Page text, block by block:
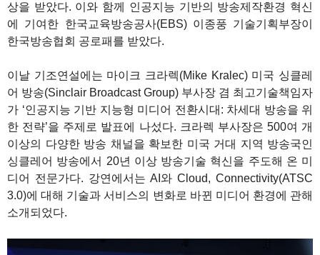
상을 받았다. 이와 함께 인공지능 기반의 방송제작환경 혁신
에 기여한 한국교육방송공사(EBS) 이종풍 기술기획부장이
한국방송협회 공로패를 받았다.
이날 기조연설에는 마이크 크라렉(Mike Kralec) 미국 싱클레
어 방송(Sinclair Broadcast Group) 부사장 겸 최고기술책임자
가 ‘인공지능 기반 지능형 미디어 전환시대: 차세대 방송을 위
한 전략’을 주제로 발표에 나섰다. 크라렉 부사장은 500여 개
이상의 다양한 방송 채널을 확보한 미국 거대 지역 방송국인
싱클레어 방송에서 20년 이상 방송기술 혁신을 주도해 온 미
디어 전문가다. 강연에서는 AI와 Cloud, Connectivity(ATSC
3.0)에 대해 기술과 서비스의 변화로 바뀐 미디어 환경에 관해
소개되었다.